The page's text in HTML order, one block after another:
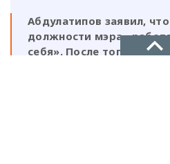
Абдулатипов заявил,
должности мэра
себя». После того, как